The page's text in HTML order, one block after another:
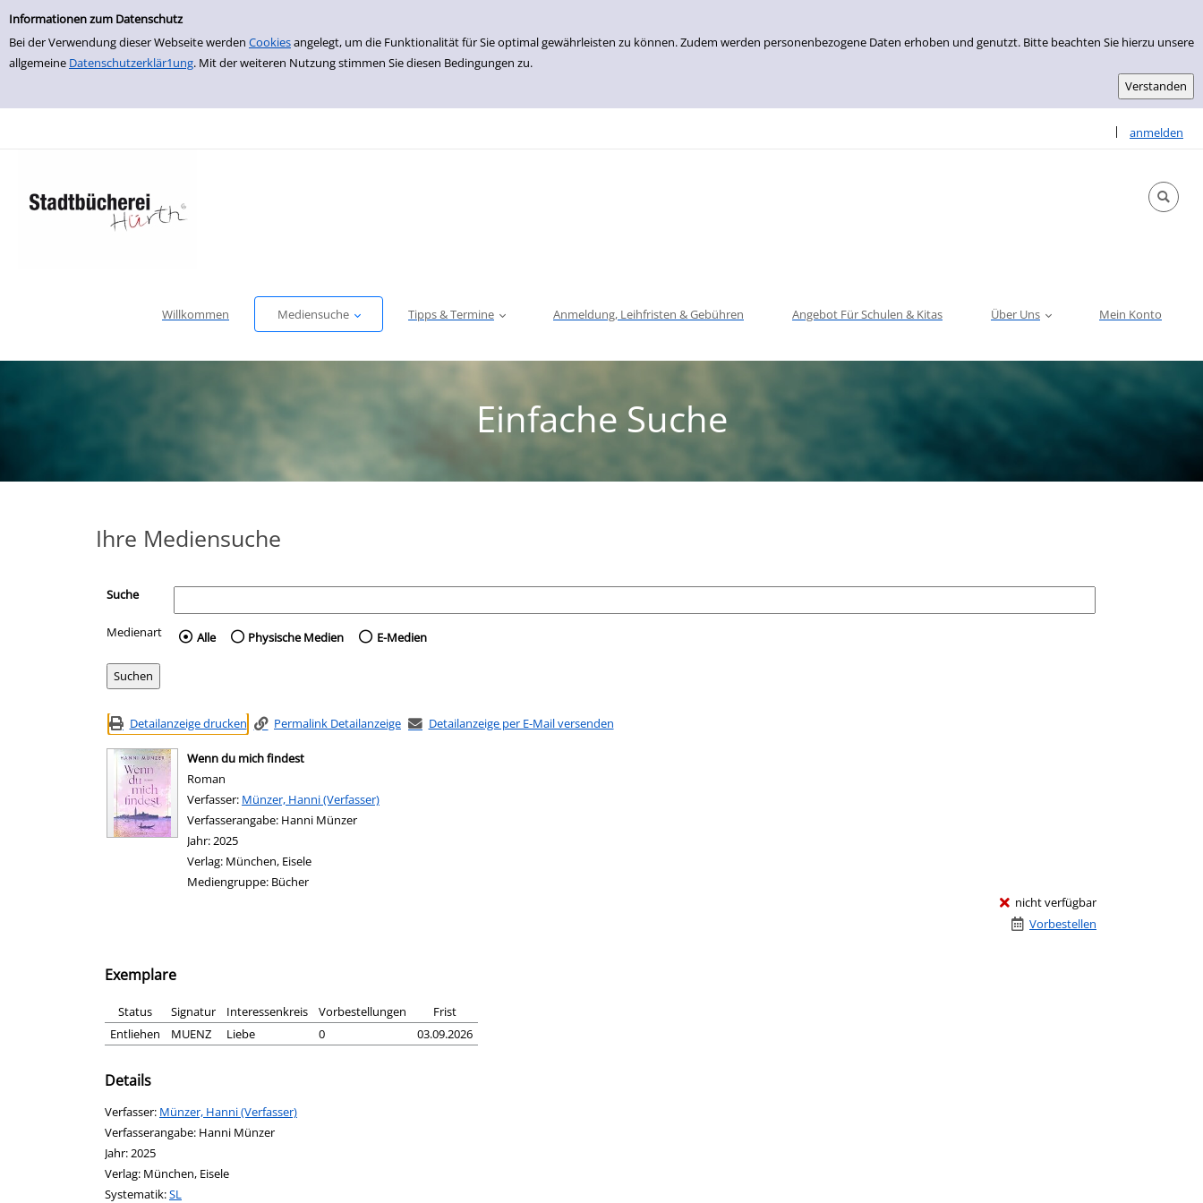
Einfache Suche
Informationen zum Datenschutz
Bei der Verwendung dieser Webseite werden Cookiesangelegt, um die Funktionalität für Sie optimal gewährleisten zu können. Zudem werden personenbezogene Daten erhoben und genutzt. Bitte beachten Sie hierzu unsere
allgemeine Datenschutzerklär1ung. Mit der weiteren Nutzung stimmen Sie diesen Bedingungen zu.
zur Navigation springen
zum Inhalt springen
Zur Detailanzeige springen
| anmelden
Sprache
Willkommen Mediensuche Tipps & Termine Anmeldung, Leihfristen & Gebühren Angebot Für Schulen & Kitas Über Uns Mein Konto
Einfache Suche
Ihre Mediensuche
Suche
Medienart Wählen Sie die Medienart nach der Sie suchen wollen.
Alle Physische Medien E-Medien
Detailanzeige drucken Permalink Detailanzeige Detailanzeige per E-Mail versenden
Wenn du mich findest
Roman
Verfasser: Suche nach diesem Verfasser
Münzer, Hanni (Verfasser)
Verfasserangabe: Hanni Münzer
Jahr:2025
Verlag: München, Eisele
Mediengruppe: Bücher
nicht verfügbar
Vorbestellen
Exemplare
Status Signatur Interessenkreis Vorbestellungen
Frist
Entliehen
MUENZ Liebe 0 03.09.2026
Details
Verfasser: Suche nach diesem Verfasser
Münzer, Hanni (Verfasser)
Verfasserangabe: Hanni Münzer
Jahr:2025
Verlag: München, Eisele
opens in new tab
Diesen Link in neuem Tab öffnen
Systematik:Suche nach dieser Systematik
SL